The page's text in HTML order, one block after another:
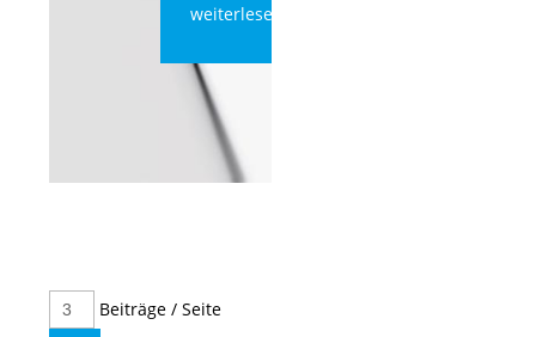
weiterlesen
Beiträge / Seite